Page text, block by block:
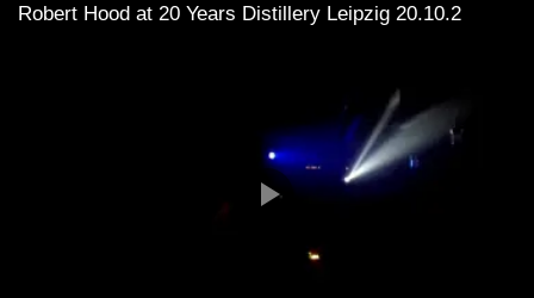
Robert Hood at 20 Years Distillery Leipzig 20.10.2